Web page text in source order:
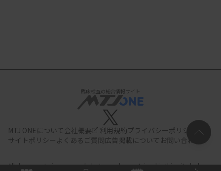
臨床検査の総合情報サイト
MTJ ONEについて会社概要 利用規約プライバシーポリシー
サイトポリシー よくあるご質問広告掲載について お問い合わせ
All documents,images and photographs contained in this site belong